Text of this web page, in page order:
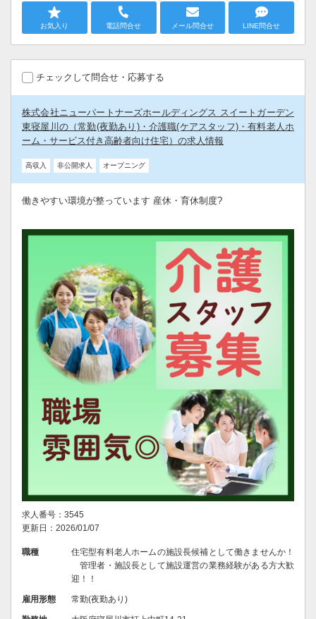
お気入り 電話問合せ メール問合せ LINE問合せ
チェックして問合せ・応募する
株式会社ニューパートナーズホールディングス スイートガーデン
東寝屋川の（常勤(夜勤あり)・介護職(ケアスタッフ)・有料老人ホ
ーム・サービス付き高齢者向け住宅）の求人情報
高収入 非公開求人 オープニング
働きやすい環境が整っています 産休・育休制度?
求人番号：3545
更新日：2026/01/07
職種
住宅型有料老人ホームの施設長候補として働きませんか！
管理者・施設長として施設運営の業務経験がある方大歓
迎！！
雇用形態 常勤(夜勤あり)